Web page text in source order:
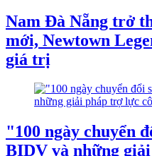
Nam Đà Nẵng trở
mới, Newtown
giá trị
"100 ngày chuyển
BIDV và những